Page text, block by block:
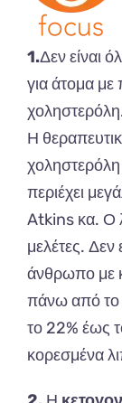
1.Δεν είναι
για άτομα με
Η
χοληστερόλη
περιέχει
Atkins κα. Ο
μελέτες. Δεν
άνθρωπο με
πάνω από το
το 22% έως
κορεσμένα